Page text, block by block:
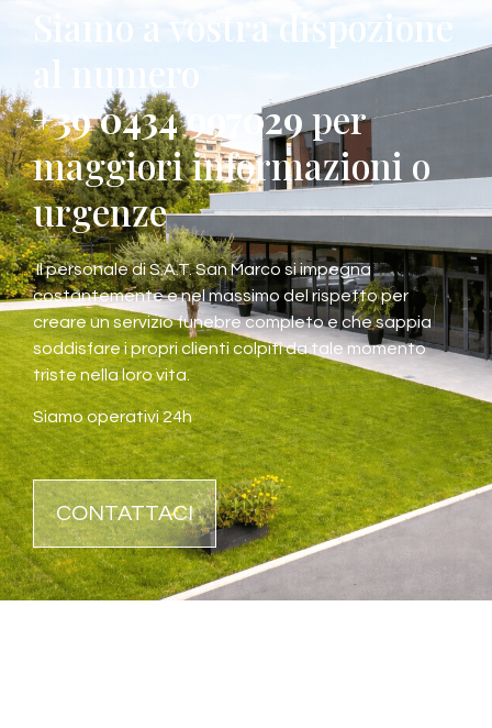
Siamo a vostra dispozione
al numero
+39 0434 997029per
maggiori informazioni o
urgenze
Il personale di S.A.T. San Marco si impegna
costantemente e nel massimo del rispetto per
creare un servizio funebre completo e che sappia
soddisfare i propri clienti colpiti da tale momento
triste nella loro vita.
Siamo operativi 24h
CONTATTACI